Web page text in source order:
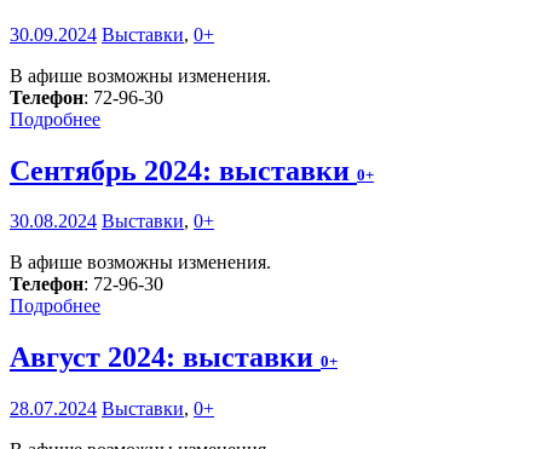
30.09.2024 Выставки, 0+
В афише возможны изменения.
Телефон: 72-96-30
Подробнее
Сентябрь 2024: выставки 0+
30.08.2024 Выставки, 0+
В афише возможны изменения.
Телефон: 72-96-30
Подробнее
Август 2024: выставки 0+
28.07.2024 Выставки, 0+